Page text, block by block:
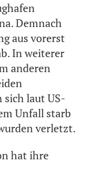
Demnach
aus vorerst
In weiterer
anderen
sich laut US-
Unfall starb
verletzt.
hat ihre